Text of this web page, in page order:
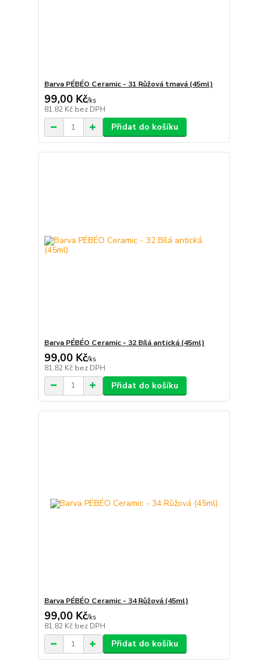
Barva PÉBÉO Ceramic - 31 Růžová tmavá (45ml)
99,00 Kč/ks
81,82 Kč bez DPH
Přidat do košíku
Barva PÉBÉO Ceramic - 32 Bílá antická (45ml)
99,00 Kč/ks
81,82 Kč bez DPH
Přidat do košíku
Barva PÉBÉO Ceramic - 34 Růžová (45ml)
99,00 Kč/ks
81,82 Kč bez DPH
Přidat do košíku